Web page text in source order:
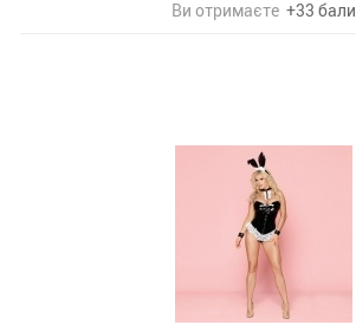
Ви отримаєте +33 бали